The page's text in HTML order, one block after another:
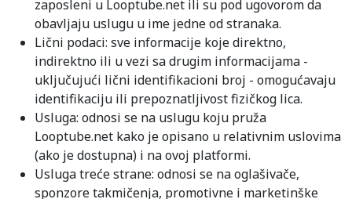
zaposleni u Looptube.net ili su pod ugovorom da
obavljaju uslugu u ime jedne od stranaka.
Lični podaci: sve informacije koje direktno,
indirektno ili u vezi sa drugim informacijama -
uključujući lični identifikacioni broj - omogućavaju
identifikaciju ili prepoznatljivost fizičkog lica.
Usluga: odnosi se na uslugu koju pruža
Looptube.net kako je opisano u relativnim uslovima
(ako je dostupna) i na ovoj platformi.
Usluga treće strane: odnosi se na oglašivače,
sponzore takmičenja, promotivne i marketinške